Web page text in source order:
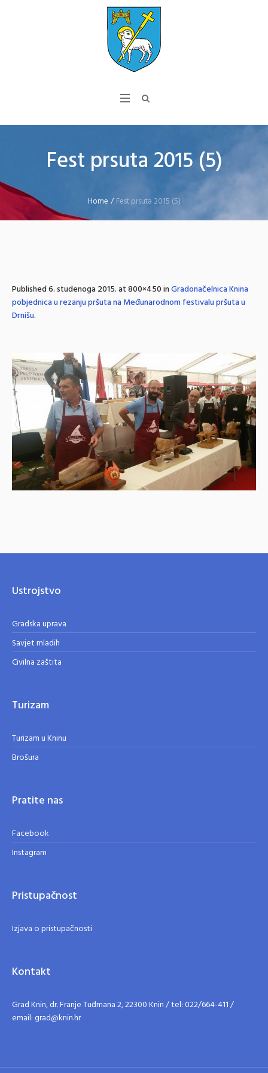
Fest prsuta 2015 (5)
Home /Fest prsuta 2015 (5)
Published6. studenoga 2015.at 800×450 inGradonačelnica Knina
pobjednica u rezanju pršuta na Međunarodnom festivalu pršuta u
Drnišu.
Ustrojstvo
Gradska uprava
Savjet mladih
Civilna zaštita
Turizam
Turizam u Kninu
Brošura
Pratite nas
Facebook
Instagram
Pristupačnost
Izjava o pristupačnosti
Kontakt
Grad Knin, dr. Franje Tuđmana 2, 22300 Knin / tel: 022/664-411 /
email: grad@knin.hr